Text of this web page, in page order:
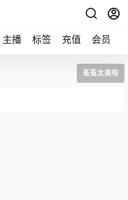
主播 标签 充值 会员
菟菟太美啦